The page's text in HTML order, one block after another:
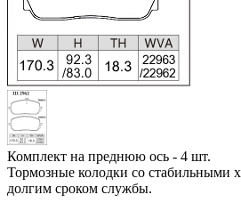
Комплект на преднюю ось - 4 шт.
Тормозные колодки со стабильными
долгим сроком службы.